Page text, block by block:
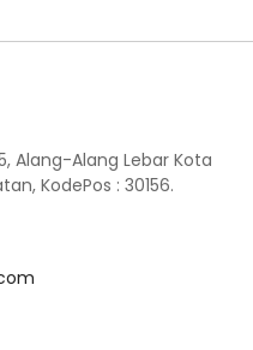
Alang-Alang Lebar Kota
KodePos : 30156.